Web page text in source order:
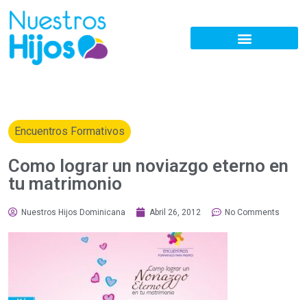
Encuentros Formativos
Como lograr un noviazgo eterno en
tu matrimonio
Nuestros Hijos Dominicana Abril 26, 2012 No Comments